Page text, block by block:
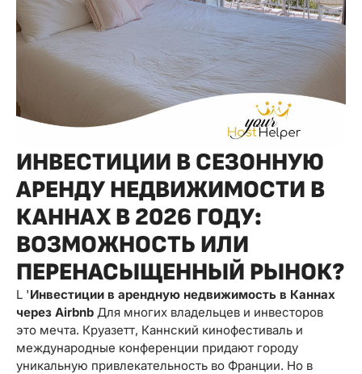
ИНВЕСТИЦИИ В СЕЗОННУЮ
АРЕНДУ НЕДВИЖИМОСТИ В
КАННАХ В 2026 ГОДУ:
ВОЗМОЖНОСТЬ ИЛИ
ПЕРЕНАСЫЩЕННЫЙ РЫНОК?
L 'Инвестиции в арендную недвижимость в Каннах
через Airbnb Для многих владельцев и инвесторов
это мечта. Круазетт, Каннский кинофестиваль и
международные конференции придают городу
уникальную привлекательность во Франции. Но в